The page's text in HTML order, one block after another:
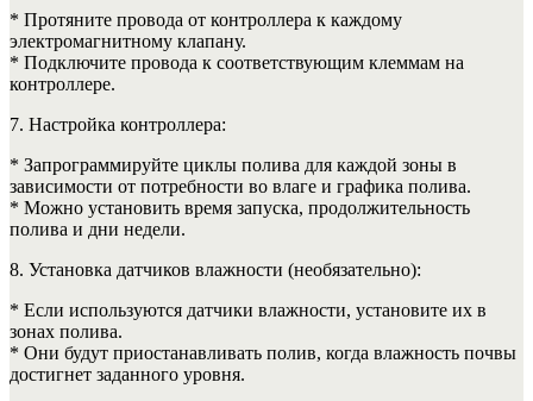
* Протяните провода от контроллера к каждому
электромагнитному клапану.
* Подключите провода к соответствующим клеммам на
контроллере.
7. Настройка контроллера:
* Запрограммируйте циклы полива для каждой зоны в
зависимости от потребности во влаге и графика полива.
* Можно установить время запуска, продолжительность
полива и дни недели.
8. Установка датчиков влажности (необязательно):
* Если используются датчики влажности, установите их в
зонах полива.
* Они будут приостанавливать полив, когда влажность почвы
достигнет заданного уровня.